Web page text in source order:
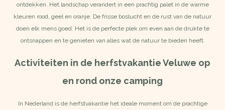
ontdekken. Het landschap verandert in een prachtig palet in de warme
kleuren rood, geel en oranje. De frisse boslucht en de rust van de natuur
doen elk mens goed. Het is de perfecte plek om even aan de drukte te
ontsnappen en te genieten van alles wat de natuur te bieden heeft.
Activiteiten in de herfstvakantie Veluwe op
en rond onze camping
In Nederland is de herfstvakantie het ideale moment om de prachtige